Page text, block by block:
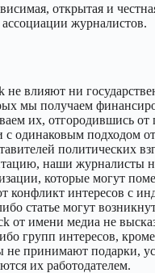
открытая и
журналистов.
не влияют ни
мы получаем
их, отгородившись
одинаковым подходом
политических
наши журналисты
которые могут
конфликт интересов с
статье могут
от имени медиа не
групп интересов,
принимают подарки,
их работодателем.